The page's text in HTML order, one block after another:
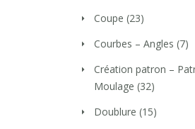
Coupe (23)
Courbes – Angles (7)
Création patron –
Moulage (32)
Doublure (15)